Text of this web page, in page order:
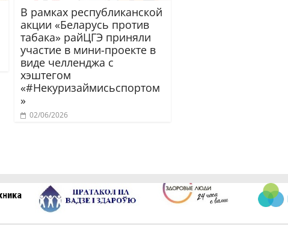
В рамках республиканской
акции «Беларусь против
табака» райЦГЭ приняли
участие в мини-проекте в
виде челленджа с
хэштегом
«#Некуризаймисьспортом
»
02/06/2026